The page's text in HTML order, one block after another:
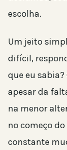
escolha.
Um jeito
difícil,
que eu sabia?
apesar da
na menor
no começo
constante